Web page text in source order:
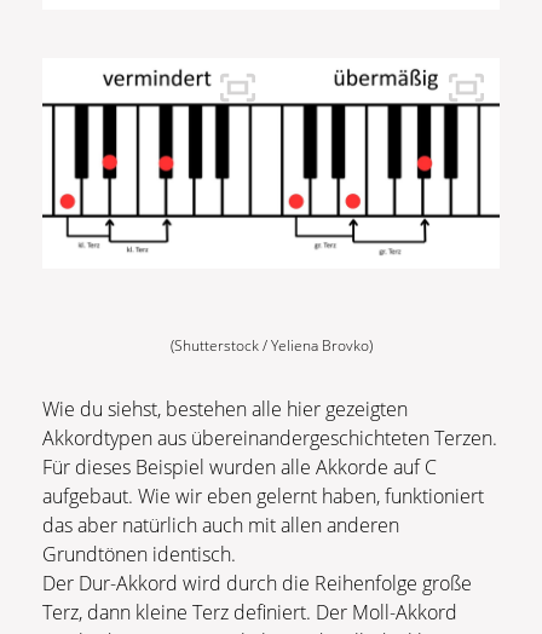
(Shutterstock / Yeliena Brovko)
Wie du siehst, bestehen alle hier gezeigten
Akkordtypen aus übereinandergeschichteten Terzen.
Für dieses Beispiel wurden alle Akkorde auf C
aufgebaut. Wie wir eben gelernt haben, funktioniert
das aber natürlich auch mit allen anderen
Grundtönen identisch.
Der Dur-Akkord wird durch die Reihenfolge große
Terz, dann kleine Terz definiert. Der Moll-Akkord